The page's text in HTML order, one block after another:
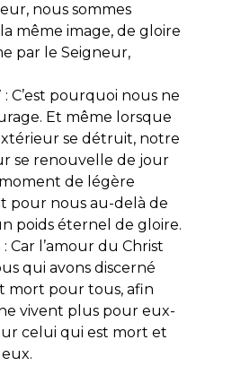
nous sommes
même image, de gloire
par le Seigneur,
: C’est pourquoi nous ne
Et même lorsque
se détruit, notre
se renouvelle de jour
de légère
pour nous au-delà de
poids éternel de gloire.
: Car l’amour du Christ
qui avons discerné
mort pour tous, afin
vivent plus pour eux-
celui qui est mort et